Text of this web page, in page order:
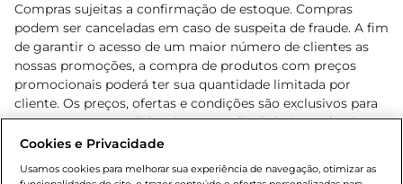
Compras sujeitas a confirmação de estoque. Compras
podem ser canceladas em caso de suspeita de fraude. A fim
de garantir o acesso de um maior número de clientes as
nossas promoções, a compra de produtos com preços
promocionais poderá ter sua quantidade limitada por
cliente. Os preços, ofertas e condições são exclusivos para
o e-commerce e válidos durante o dia de hoje, podendo
sofrer alterações sem prévia notificação. Proibida a venda
Lei n.º 8069/90, art. 81, inciso II (Estatuto da Criança e do
Cookies e Privacidade
Usamos cookies para melhorar sua experiência de navegação, otimizar as